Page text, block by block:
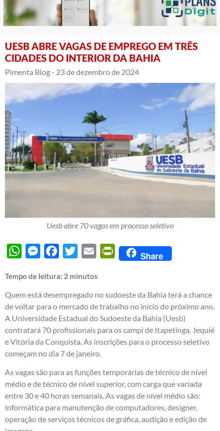
UESB ABRE VAGAS DE EMPREGO EM TRÊS
CIDADES DO INTERIOR DA BAHIA
Pimenta Blog - 23 de dezembro de 2024
Uesb abre 70 vagas em processo seletivo
WhatsAppMessengerFacebook
Twitter Email PrintFriendly
Share
Tempo de leitura: 2 minutos
Quem está desempregado no sudoeste da Bahia terá a chance
de voltar para o mercado de trabalho no início do próximo ano.
A Universidade Estadual do Sudoeste da Bahia (Uesb)
contratará 70 profissionais para os campi de Itapetinga, Jequié
e Vitória da Conquista. As inscrições para o processo seletivo
começam no dia 7 de janeiro.
As vagas são para as funções temporárias de técnico de nível
médio e de técnico de nível superior, com carga que variada
entre 30 e 40 horas semanais. As vagas de nível médio são:
informática para manutenção de computadores, designer,
operação de serviços técnicos de gráfica, audição e edição de